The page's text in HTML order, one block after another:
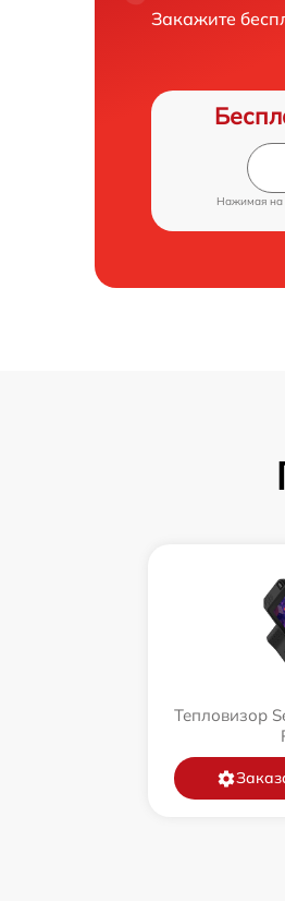
Закажите
Нажимая на
Тепловизор